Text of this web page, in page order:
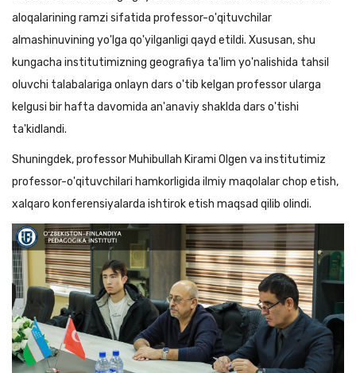
aloqalarining ramzi sifatida professor-o'qituvchilar
almashinuvining yo'lga qo'yilganligi qayd etildi. Xususan, shu
kungacha institutimizning geografiya ta'lim yo'nalishida tahsil
oluvchi talabalariga onlayn dars o'tib kelgan professor ularga
kelgusi bir hafta davomida an'anaviy shaklda dars o'tishi
ta'kidlandi.
Shuningdek, professor Muhibullah Kirami Olgen va institutimiz
professor-o'qituvchilari hamkorligida ilmiy maqolalar chop etish,
xalqaro konferensiyalarda ishtirok etish maqsad qilib olindi.